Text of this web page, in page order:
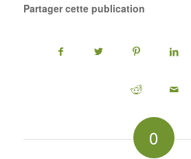
Partager cette publication
0